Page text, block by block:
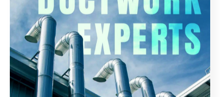
最適な排気能力を確保し、不燃材を選定することが基本
です。次に、施工時にはダクトの継ぎ目や固定部の密閉
性を重視し、油煙や埃の漏れを防ぐことが大切です。
実際のトラブル事例として、ダクト内部の油汚れ蓄積に
よる引火や、排気不良による異臭・カビの発生が報告さ
れています。これを防ぐためには、定期的なメンテナン